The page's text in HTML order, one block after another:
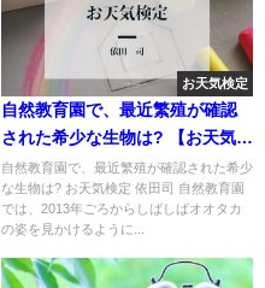
お天気検定
自然教育園で、最近繁殖が確認
された希少な生物は? 【お天気検
定】
自然教育園で、最近繁殖が確認された希少
な生物は? お天気検定 依田司 自然教育園
では、2013年ごろからしばしばオオタカ
の姿を見かけるように...